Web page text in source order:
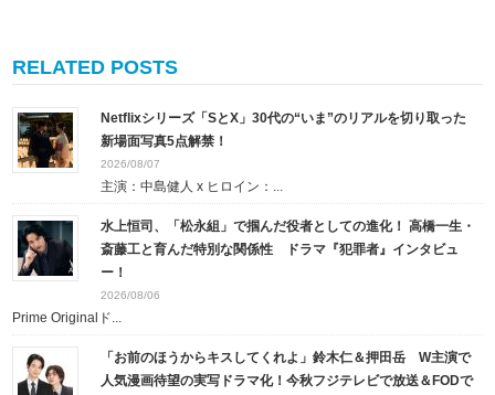
RELATED POSTS
Netflixシリーズ「SとX」30代の“いま”のリアルを切り取った
新場面写真5点解禁！
2026/08/07
主演：中島健人 x ヒロイン：...
水上恒司、「松永組」で掴んだ役者としての進化！ 高橋一生・
斎藤工と育んだ特別な関係性 ドラマ『犯罪者』インタビュ
ー！
2026/08/06
Prime Originalド...
「お前のほうからキスしてくれよ」鈴木仁＆押田岳 W主演で
人気漫画待望の実写ドラマ化！今秋フジテレビで放送＆FODで